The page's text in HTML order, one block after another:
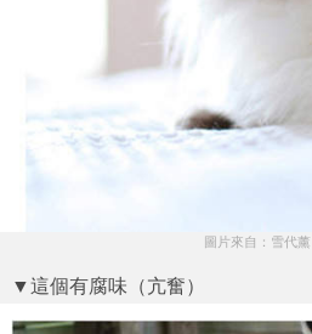
圖片來自：雪代
▼這個有腐味（亢奮）